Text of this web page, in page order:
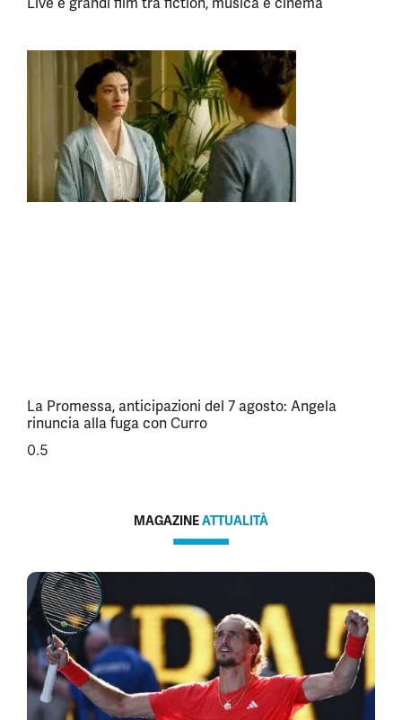
La Promessa, anticipazioni del 7 agosto: Angela
rinuncia alla fuga con Curro
MAGAZINEATTUALITÀ